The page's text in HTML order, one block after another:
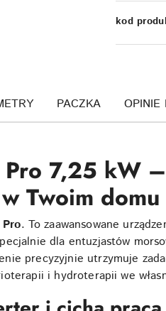
kod
PACZKA OPINIE
7,25 kW
Twoim domu
. To zaawansowane
dla entuzjastów
precyzyjnie utrzymuje
i hydroterapii we